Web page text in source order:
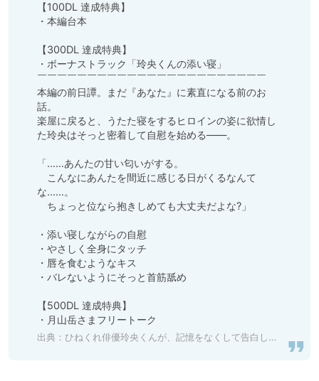
【100DL 達成特典】
・本編台本
【300DL 達成特典】
・ボーナストラック「玲央くんの添い寝」
￣￣￣￣￣￣￣￣￣￣￣￣￣￣￣￣￣￣￣￣￣￣￣
本編の前日譚。まだ『あなた』に素直になる前のお
話。
楽屋に戻ると、うたた寝をするヒロインの姿に欲情し
た玲央はそっと密着して自慰を始める――。
「……あんたの甘い匂いがする。
こんなにあんたを間近に感じる日がくるなんて
な……。
ちょっと位なら抱きしめても大丈夫だよな?」
・添い寝しながらの自慰
・やさしく全身にタッチ
・唇を食むようなキス
・バレないようにそっと首筋舐め
【500DL 達成特典】
・月山岳さまフリートーク
出典： ひねくれ俳優玲央くんが、記憶をなくして告白してきた件